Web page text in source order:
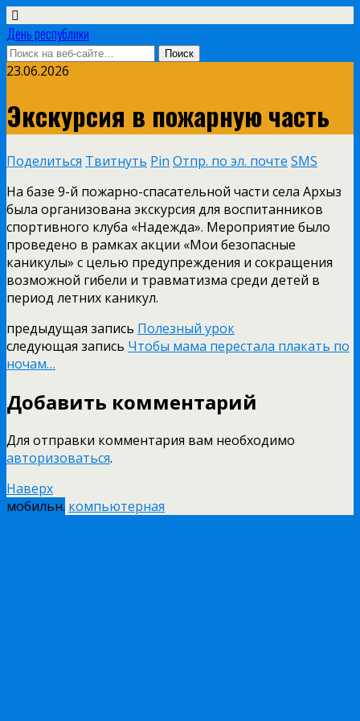
День республики
23.06.2026
Экскурсия в пожарную часть
Поделиться Твитнуть Pin Отпр. по эл. почте SMS
На базе 9-й пожарно-спасательной части села Архыз
была организована экскурсия для воспитанников
спортивного клуба «Надежда». Мероприятие было
проведено в рамках акции «Мои безопасные
каникулы» с целью предупреждения и сокращения
возможной гибели и травматизма среди детей в
период летних каникул.
предыдущая запись Полезный урок
следующая запись Чтобы мама перестала плакать по
ночам…
Добавить комментарий
Для отправки комментария вам необходимо
авторизоваться.
Наверх
мобильн. компьютерная